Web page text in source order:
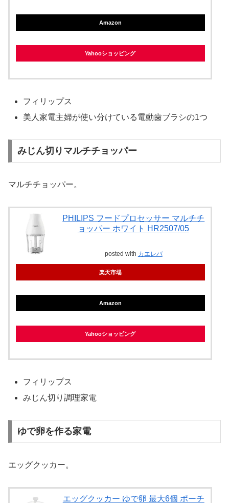
Amazon
Yahooショッピング
フィリップス
美人家電主婦が使い分けている電動歯ブラシの1つ
みじん切りマルチチョッパー
マルチチョッパー。
PHILIPS フードプロセッサー マルチチ
ョッパー ホワイト HR2507/05
posted with カエレバ
楽天市場
Amazon
Yahooショッピング
フィリップス
みじん切り調理家電
ゆで卵を作る家電
エッグクッカー。
エッグクッカー ゆで卵 最大6個 ポーチ